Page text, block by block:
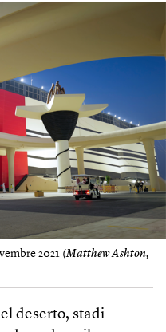
2021 (Matthew Ashton,
deserto, stadi